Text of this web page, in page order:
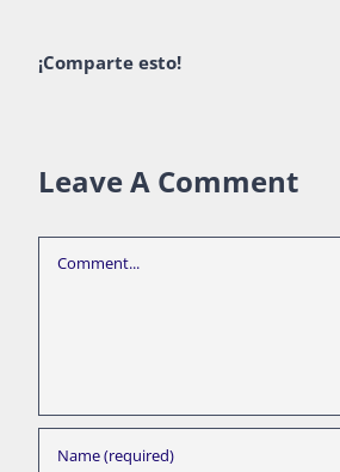
¡Comparte esto!
Leave A Comment
Comment